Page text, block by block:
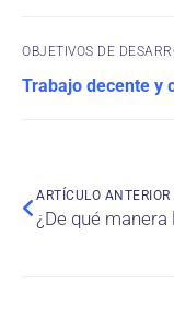
OBJETIVOS DE
Trabajo decente y
ARTÍCULO ANTERIOR